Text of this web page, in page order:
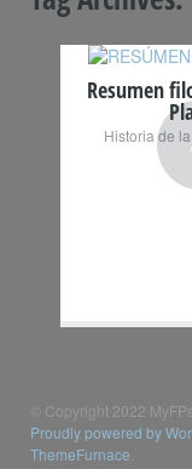
Resumen
Historia de
© Copyright 2022
Proudly powered by
ThemeFurnace